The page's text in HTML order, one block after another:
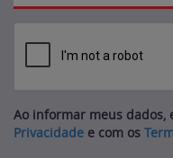
Ao informar meus dados,
Privacidade e com os